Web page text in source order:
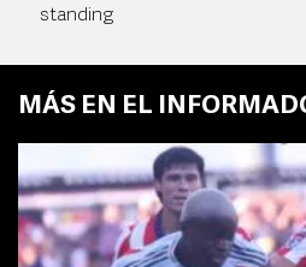
standing
MÁS EN EL